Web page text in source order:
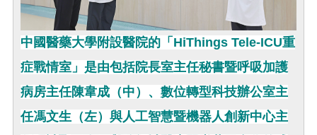
中國醫藥大學附設醫院的「HiThings Tele-ICU重
症戰情室」是由包括院長室主任秘書暨呼吸加護
病房主任陳韋成（中）、數位轉型科技辦公室主
任馮文生（左）與人工智慧暨機器人創新中心主